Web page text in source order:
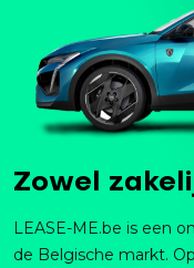
Zowel
LEASE-ME.be is een
de Belgische markt.